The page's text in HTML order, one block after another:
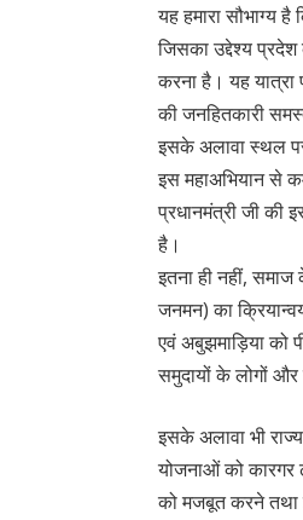
यह हमारा सौभाग्य
जिसका उद्देश्य
करना है। यह यात्रा
की जनहितकारी
इसके अलावा स्थल
इस महाअभियान से
प्रधानमंत्री जी की
है।
इतना ही नहीं,
जनमन) का
एवं अबुझमाड़िया को
समुदायों के लोगों
इसके अलावा भी
योजनाओं को कारगर
को मजबूत करने तथा